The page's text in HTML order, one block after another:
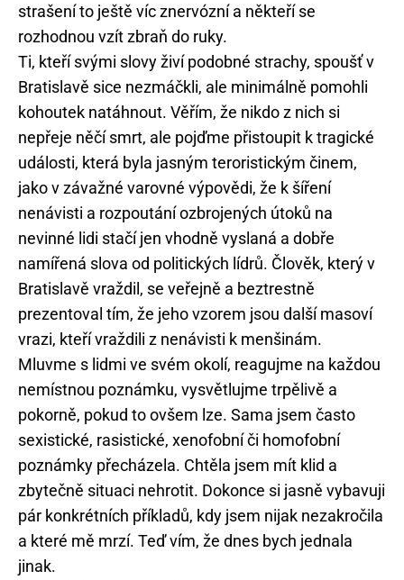
strašení to ještě víc znervózní a někteří se
rozhodnou vzít zbraň do ruky.
Ti, kteří svými slovy živí podobné strachy, spoušť v
Bratislavě sice nezmáčkli, ale minimálně pomohli
kohoutek natáhnout. Věřím, že nikdo z nich si
nepřeje něčí smrt, ale pojďme přistoupit k tragické
události, která byla jasným teroristickým činem,
jako v závažné varovné výpovědi, že k šíření
nenávisti a rozpoutání ozbrojených útoků na
nevinné lidi stačí jen vhodně vyslaná a dobře
namířená slova od politických lídrů. Člověk, který v
Bratislavě vraždil, se veřejně a beztrestně
prezentoval tím, že jeho vzorem jsou další masoví
vrazi, kteří vraždili z nenávisti k menšinám.
Mluvme s lidmi ve svém okolí, reagujme na každou
nemístnou poznámku, vysvětlujme trpělivě a
pokorně, pokud to ovšem lze. Sama jsem často
sexistické, rasistické, xenofobní či homofobní
poznámky přecházela. Chtěla jsem mít klid a
zbytečně situaci nehrotit. Dokonce si jasně vybavuji
pár konkrétních příkladů, kdy jsem nijak nezakročila
a které mě mrzí. Teď vím, že dnes bych jednala
jinak.